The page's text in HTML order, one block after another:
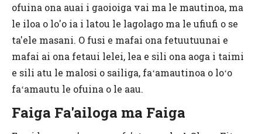
ofuina ona auai i gaoioiga vai ma le mautinoa, ma
le iloa o lo'o ia i latou le lagolago ma le ufiufi o se
ta'ele masani. O fusi e mafai ona fetuutuunai e
mafai ai ona fetaui lelei, lea e sili ona aoga i taimi
e sili atu le malosi o sailiga, faʻamautinoa o loʻo
faʻamautu le ofuina o le aau.
Faiga Fa'ailoga ma Faiga